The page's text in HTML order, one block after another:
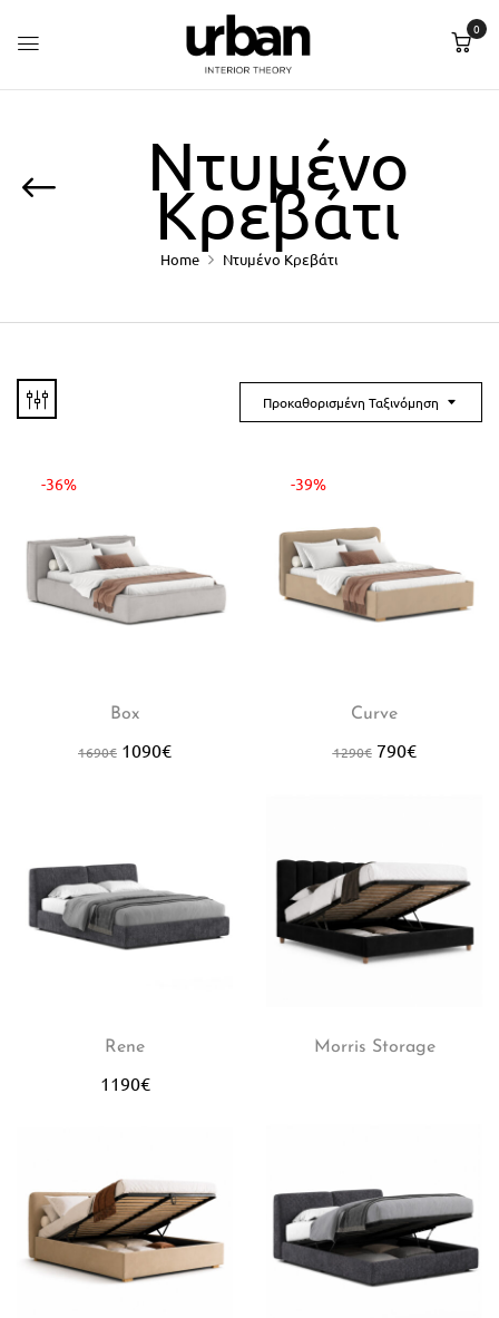
0
Ντυμένο
Κρεβάτι
Home Ντυμένο Κρεβάτι
Προκαθορισμένη Ταξινόμηση
-36%
Box
1690€ 1090€
-39%
Curve
1290€ 790€
Rene
1190€
Morris Storage